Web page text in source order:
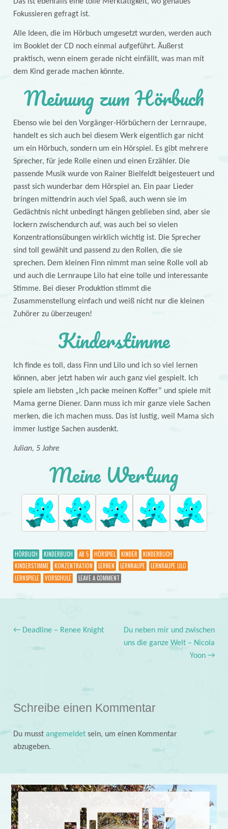
Fokussieren gefragt ist.
Alle Ideen, die im Hörbuch umgesetzt wurden, werden auch
im Booklet der CD noch einmal aufgeführt. Äußerst
praktisch, wenn einem gerade nicht einfällt, was man mit
dem Kind gerade machen könnte.
Meinung zum Hörbuch
Ebenso wie bei den Vorgänger-Hörbüchern der Lernraupe,
handelt es sich auch bei diesem Werk eigentlich gar nicht
um ein Hörbuch, sondern um ein Hörspiel. Es gibt mehrere
Sprecher, für jede Rolle einen und einen Erzähler. Die
passende Musik wurde von Rainer Bielfeldt beigesteuert und
passt sich wunderbar dem Hörspiel an. Ein paar Lieder
bringen mittendrin auch viel Spaß, auch wenn sie im
Gedächtnis nicht unbedingt hängen geblieben sind, aber sie
lockern zwischendurch auf, was auch bei so vielen
Konzentrationsübungen wirklich wichtig ist. Die Sprecher
sind toll gewählt und passend zu den Rollen, die sie
sprechen. Dem kleinen Finn nimmt man seine Rolle voll ab
und auch die Lernraupe Lilo hat eine tolle und interessante
Stimme. Bei dieser Produktion stimmt die
Zusammenstellung einfach und weiß nicht nur die kleinen
Zuhörer zu überzeugen!
Kinderstimme
Ich finde es toll, dass Finn und Lilo und ich so viel lernen
können, aber jetzt haben wir auch ganz viel gespielt. Ich
spiele am liebsten „Ich packe meinen Koffer“ und spiele mit
Mama gerne Diener. Dann muss ich mir ganze viele Sachen
merken, die ich machen muss. Das ist lustig, weil Mama sich
immer lustige Sachen ausdenkt.
Julian, 5 Jahre
Meine Wertung
HÖRBUCH KINDERBUCH AB 5 HÖRSPIEL KINDER
KINDERBUCH
KINDERSTIMME
KONZENTRATION LERNEN LERNRAUPE
LERNRAUPE LILO
LERNSPIELE
VORSCHULE LEAVE A COMMENT
Post navigation
←Deadline – Renee Knight
Du neben mir und zwischen
uns die ganze Welt – Nicola
Yoon→
Schreibe einen Kommentar
Du musst angemeldetsein, um einen Kommentar
abzugeben.